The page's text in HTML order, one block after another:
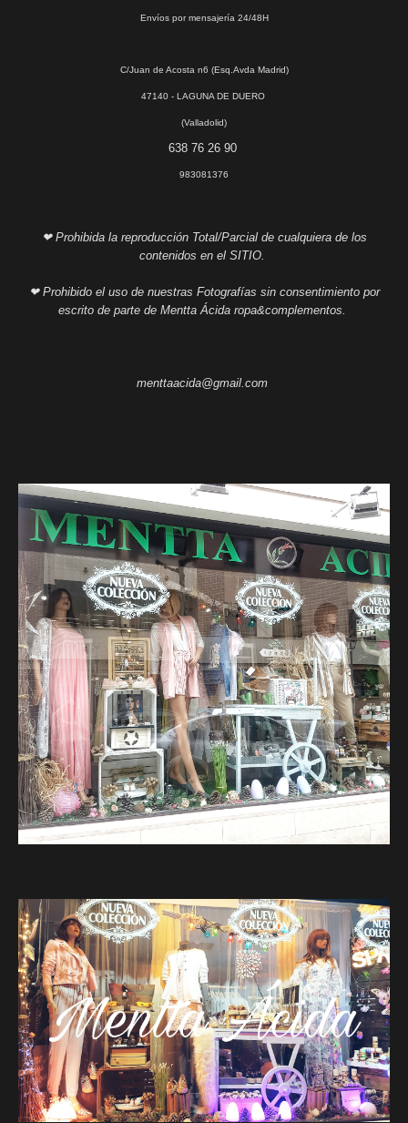
Envíos por mensajería 24/48H
C/Juan de Acosta n6 (Esq.Avda Madrid)
47140 - LAGUNA DE DUERO
(Valladolid)
638 76 26 90
983081376
❤ Prohibida la reproducción Total/Parcial de cualquiera de los
contenidos en el SITIO.
❤ Prohibido el uso de nuestras Fotografías sin consentimiento por
escrito de parte de Mentta Ácida ropa&complementos.
menttaacida@gmail.com